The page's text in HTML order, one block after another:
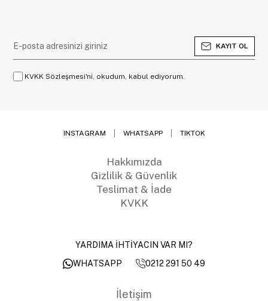
KAYIT OL
KVKK Sözleşmesi'ni, okudum, kabul ediyorum.
INSTAGRAM WHATSAPP TIKTOK
Hakkımızda
Gizlilik & Güvenlik
Teslimat & İade
KVKK
YARDIMA İHTİYACIN VAR MI?
WHATSAPP
0212 291 50 49
İletişim